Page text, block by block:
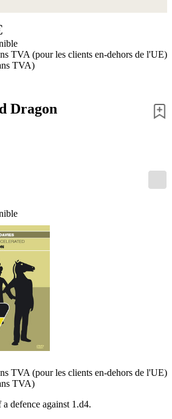
TVA (pour les clients en-dehors de l'UE)
TVA)
Dragon
TVA (pour les clients en-dehors de l'UE)
TVA)
defence against 1.d4.